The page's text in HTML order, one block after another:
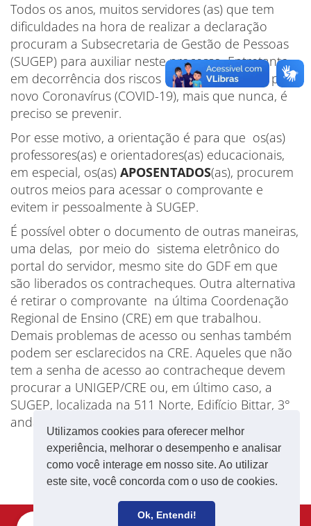
Utilizamos cookies para oferecer melhor
experiência, melhorar o desempenho e analisar
como você interage em nosso site. Ao utilizar
este site, você concorda com o uso de cookies.
Ok, Entendi!
Todos os anos, muitos servidores (as) que tem
dificuldades na hora de realizar a declaração
procuram a Subsecretaria de Gestão de Pessoas
(SUGEP) para auxiliar neste processo. Entretanto,
em decorrência dos riscos de contaminação pelo
novo Coronavírus (COVID-19), mais que nunca, é
preciso se prevenir.
Por esse motivo, a orientação é para que os(as)
professores(as) e orientadores(as) educacionais,
em especial, os(as) APOSENTADOS(as), procurem
outros meios para acessar o comprovante e
evitem ir pessoalmente à SUGEP.
É possível obter o documento de outras maneiras,
uma delas, por meio do sistema eletrônico do
portal do servidor, mesmo site do GDF em que
são liberados os contracheques. Outra alternativa
é retirar o comprovante na última Coordenação
Regional de Ensino (CRE) em que trabalhou.
Demais problemas de acesso ou senhas também
podem ser esclarecidos na CRE. Aqueles que não
tem a senha de acesso ao contracheque devem
procurar a UNIGEP/CRE ou, em último caso, a
SUGEP, localizada na 511 Norte, Edifício Bittar, 3°
andar.